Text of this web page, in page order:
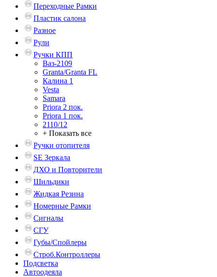
Переходные Рамки
Пластик салона
Разное
Рули
Ручки КПП
Ваз-2109
Granta/Granta FL
Калина 1
Vesta
Samara
Priora 2 пок.
Priora 1 пок.
2110/12
+ Показать все
Ручки отопителя
SE Зеркала
ДХО и Повторители
Шильдики
Жидкая Резина
Номерные Рамки
Сигналы
СГУ
Губы/Спойлеры
Строб.Контроллеры
Подсветка
Автоодеяла